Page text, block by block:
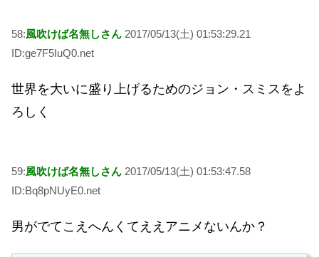
58:風吹けば名無しさん 2017/05/13(土) 01:53:29.21
ID:ge7F5IuQ0.net
世界を大いに盛り上げるためのジョン・スミスをよ
ろしく
59:風吹けば名無しさん 2017/05/13(土) 01:53:47.58
ID:Bq8pNUyE0.net
男がでてこえへんくてええアニメないんか？